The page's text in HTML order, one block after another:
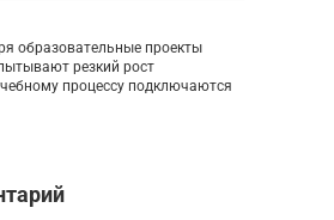
образовательные проекты
резкий рост
процессу подключаются